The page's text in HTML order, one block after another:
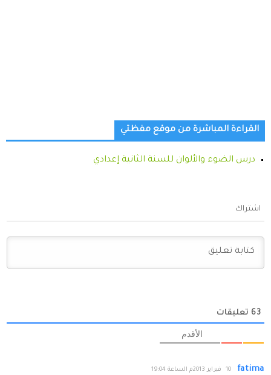
القراءة المباشرة من موقع مفظتي
درس الضوء والألوان للسنة الثانية إعدادي
اشتراك
63 تعليقات
الأقدم
fatima 10 فبراير 2013م الساعة 19:04